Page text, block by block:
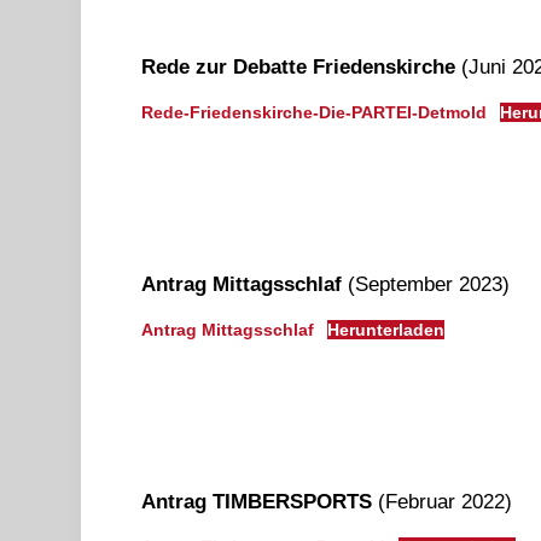
Rede zur Debatte Friedenskirche (Juni
Rede-Friedenskirche-Die-PARTEI-Detmold
Antrag Mittagsschlaf (September 2023)
Antrag Mittagsschlaf Herunterladen
Antrag TIMBERSPORTS (Februar 2022)